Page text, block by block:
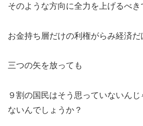
そのような方向に全力を上げるべき
お金持ち層だけの利権がらみ経済だ
三つの矢を放っても
９割の国民はそう思っていないんじ
ないんでしょうか？